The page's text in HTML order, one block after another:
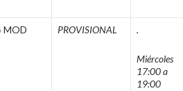
MOD PROVISIONAL .
Miércoles
17:00 a
19:00